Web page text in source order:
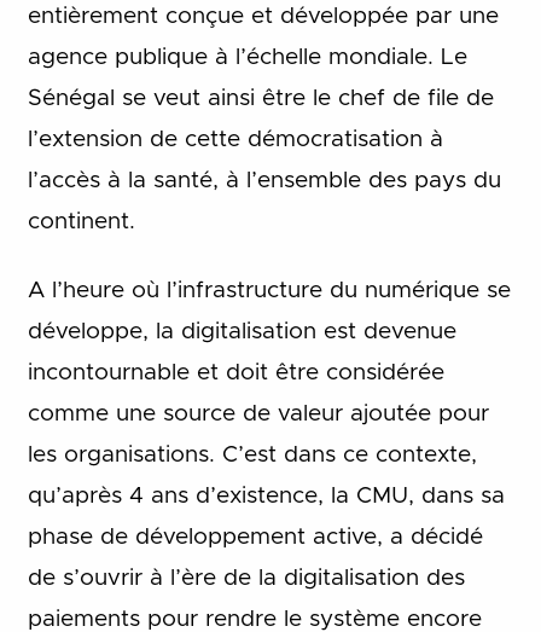
entièrement conçue et développée par une
agence publique à l’échelle mondiale. Le
Sénégal se veut ainsi être le chef de file de
l’extension de cette démocratisation à
l’accès à la santé, à l’ensemble des pays du
continent.
A l’heure où l’infrastructure du numérique se
développe, la digitalisation est devenue
incontournable et doit être considérée
comme une source de valeur ajoutée pour
les organisations. C’est dans ce contexte,
qu’après 4 ans d’existence, la CMU, dans sa
phase de développement active, a décidé
de s’ouvrir à l’ère de la digitalisation des
paiements pour rendre le système encore